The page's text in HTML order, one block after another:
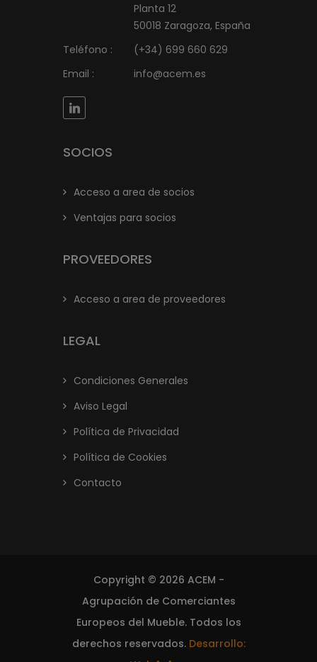
Planta 12
50018 Zaragoza, España
Teléfono :
(+34) 699 660 629
Email :
info@acem.es
SOCIOS
Acceso a area de socios
Ventajas para socios
PROVEEDORES
Acceso a area de proveedores
LEGAL
Condiciones Generales
Aviso Legal
Política de Privacidad
Política de Cookies
Contacto
Copyright © 2026 ACEM -
Agrupación de Comerciantes
Europeos del Mueble. Todos los
derechos reservados. Desarrollo: